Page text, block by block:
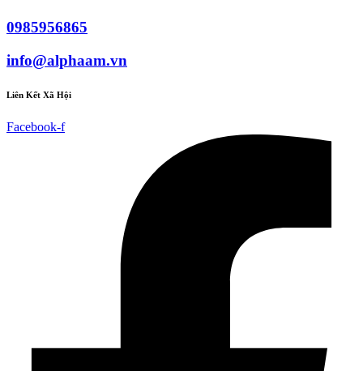
0985956865
info@alphaam.vn
Liên Kết Xã Hội
Facebook-f